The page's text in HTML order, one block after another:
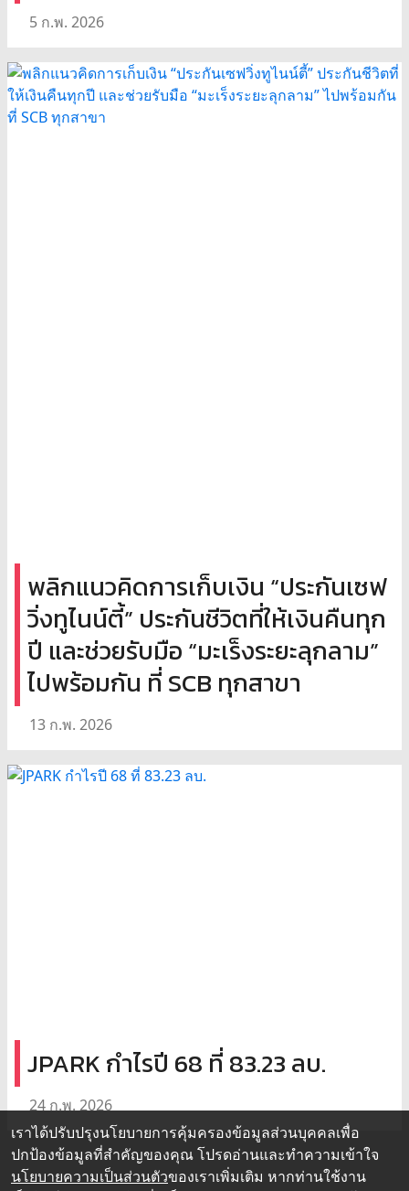
5 ก.พ. 2026
พลิกแนวคิดการเก็บเงิน “ประกันเซฟ
วิ่งทูไนน์ตี้” ประกันชีวิตที่ให้เงินคืนทุก
ปี และช่วยรับมือ “มะเร็งระยะลุกลาม”
ไปพร้อมกัน ที่ SCB ทุกสาขา
13 ก.พ. 2026
JPARK กำไรปี 68 ที่ 83.23 ลบ.
24 ก.พ. 2026
เราได้ปรับปรุงนโยบายการคุ้มครองข้อมูลส่วนบุคคลเพื่อ
ปกป้องข้อมูลที่สำคัญของคุณ โปรดอ่านและทำความเข้าใจ
นโยบายความเป็นส่วนตัวของเราเพิ่มเติม หากท่านใช้งาน